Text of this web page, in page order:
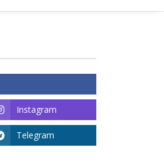
Instagram
Telegram